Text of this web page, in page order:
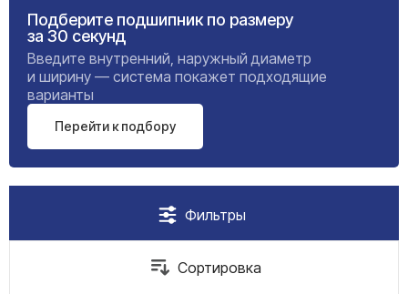
Подберите подшипник по размеру
за 30 секунд
Введите внутренний, наружный диаметр
и ширину — система покажет подходящие
варианты
Перейти к подбору